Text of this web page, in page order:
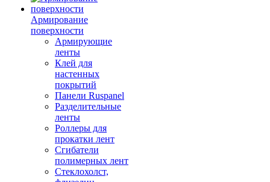
Армирование
поверхности
Армирующие
ленты
Клей для
настенных
покрытий
Панели Ruspanel
Разделительные
ленты
Роллеры для
прокатки лент
Сгибатели
полимерных лент
Стеклохолст,